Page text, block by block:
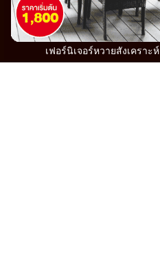
เฟอร์นิเจอร์หวายสังเคราะห์